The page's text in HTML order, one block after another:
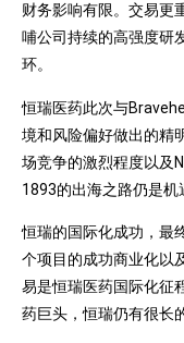
财务影响有限。交易更
哺公司持续的高强度研
环。
恒瑞医药此次与
境和风险偏好做出的精
场竞争的激烈程度以及
1893的出海之路仍是机
恒瑞的国际化成功，最
个项目的成功商业化以
易是恒瑞医药国际化征
药巨头，恒瑞仍有很长